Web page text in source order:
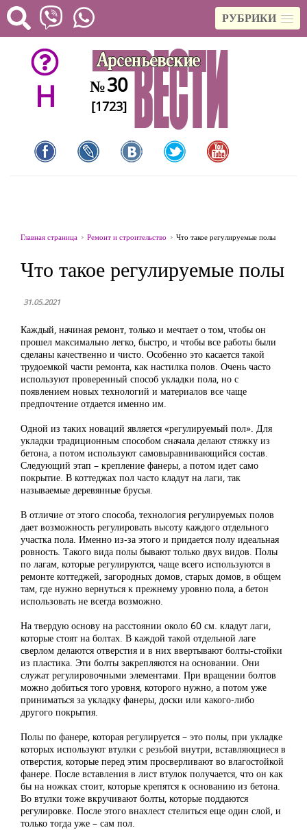
РУБРИКИ
H №30
[1723]
Главная страница Ремонт и строительство Что такое регулируемые полы
Что такое регулируемые полы
31.05.2021
Каждый, начиная ремонт, только и мечтает о том, чтобы он
прошел максимально легко, быстро, и чтобы все работы были
сделаны качественно и чисто. Особенно это касается такой
трудоемкой части ремонта, как настилка полов. Очень часто
используют проверенный способ укладки пола, но с
появлением новых технологий и материалов все чаще
предпочтение отдается именно им.
Одной из таких новаций является «регулируемый пол». Для
укладки традиционным способом сначала делают стяжку из
бетона, а потом используют самовыравнивающийся состав.
Следующий этап – крепление фанеры, а потом идет само
покрытие. В коттеджах пол часто кладут на лаги, так
называемые деревянные брусья.
В отличие от этого способа, технология регулируемых полов
дает возможность регулировать высоту каждого отдельного
участка пола. Именно из-за этого и придается полу идеальная
ровность. Такого вида полы бывают только двух видов. Полы
по лагам, которые регулируются, чаще всего используются в
ремонте коттеджей, загородных домов, старых домов, в общем
там, где нужно вернуться к прежнему уровню пола, а бетон
использовать не всегда возможно.
На твердую основу на расстоянии около 60 см. кладут лаги,
которые стоят на болтах. В каждой такой отдельной лаге
сверлом делаются отверстия и в них ввертывают болты-стойки
из пластика. Эти болты закрепляются на основании. Они
служат регулировочными элементами. При вращении болтов
можно добиться того уровня, которого нужно, а потом уже
приниматься за укладку фанеры, доски или какого-либо
другого покрытия.
Полы по фанере, которая регулируется – это полы, при укладке
которых используют втулки с резьбой внутри, вставляющиеся в
отверстия, которые перед этим просверливают во влагостойкой
фанере. После вставления в лист втулок получается, что он как
бы на ножках стоит, которые крепятся к основанию из бетона.
Во втулки тоже вкручивают болты, которые поддаются
регулировке. После этого внахлест стелиться еще один слой, и
только тогда уже – сам пол.